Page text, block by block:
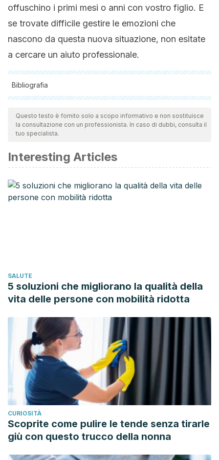
offuschino i primi mesi o anni con vostro figlio. E
se trovate difficile gestire le emozioni che
nascono da questa nuova situazione, non esitate
a cercare un aiuto professionale.
Bibliografia
Tutte le fonti citate sono state esaminate a fondo dal nostro
team per garantirne la qualità, l'affidabilità, l'attualità e la
validità. La bibliografia di questo articolo è stata considerata
Bryson, T. P. (2021).El abecé del recién nacido: Una guía
esencial que responde a las principales dudas y
preocupaciones de la crianza de bebés y niños pequeños
ALBA Editorial.
Efectos de las prácticas alimentarias durante la lactancia y
de las características maternas en la obesidad
Archivos argentinos de pediatría
Questo testo è fornito solo a scopo informativo e non sostituisce
la consultazione con un professionista. In caso di dubbi, consulta il
tuo specialista.
Interesting Articles
SALUTE
5 soluzioni che migliorano la qualità della
vita delle persone con mobilità ridotta
CURIOSITÀ
Scoprite come pulire le tende senza tirarle
giù con questo trucco della nonna